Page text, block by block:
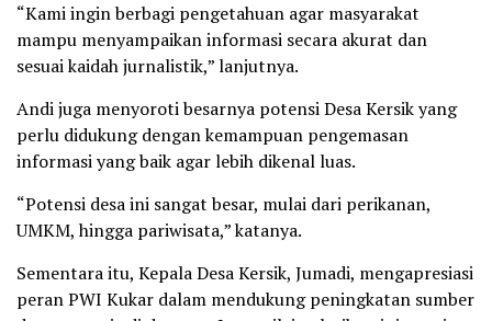
“Kami ingin berbagi pengetahuan agar masyarakat
mampu menyampaikan informasi secara akurat dan
sesuai kaidah jurnalistik,” lanjutnya.
Andi juga menyoroti besarnya potensi Desa Kersik yang
perlu didukung dengan kemampuan pengemasan
informasi yang baik agar lebih dikenal luas.
“Potensi desa ini sangat besar, mulai dari perikanan,
UMKM, hingga pariwisata,” katanya.
Sementara itu, Kepala Desa Kersik, Jumadi, mengapresiasi
peran PWI Kukar dalam mendukung peningkatan sumber